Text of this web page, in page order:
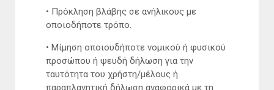
• Πρόκληση βλάβης σε ανήλικους με
οποιοδήποτε τρόπο.
• Μίμηση οποιουδήποτε νομικού ή φυσικού
προσώπου ή ψευδή δήλωση για την
ταυτότητα του χρήστη/μέλους ή
παραπλανητική δήλωση αναφορικά με τη